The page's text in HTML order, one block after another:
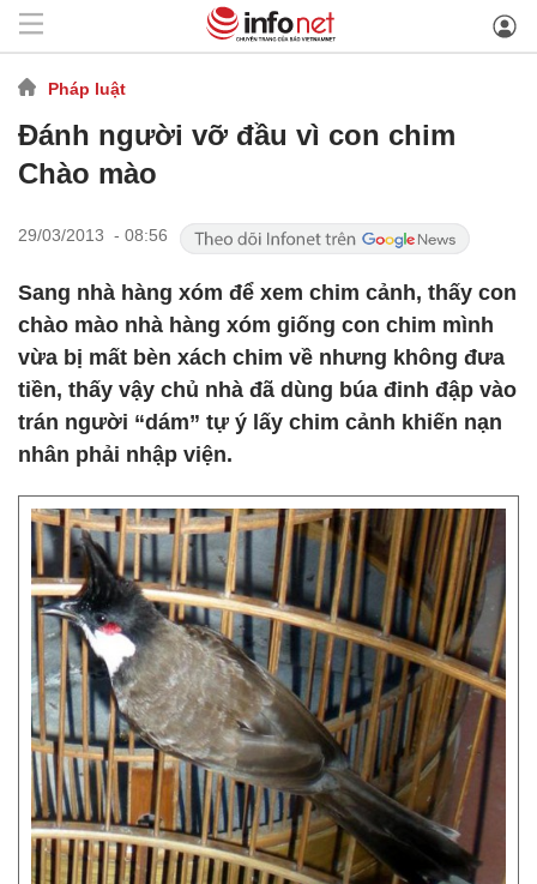
Pháp luật
Đánh người vỡ đầu vì con chim
Chào mào
29/03/2013 - 08:56
Sang nhà hàng xóm để xem chim cảnh, thấy con
chào mào nhà hàng xóm giống con chim mình
vừa bị mất bèn xách chim về nhưng không đưa
tiền, thấy vậy chủ nhà đã dùng búa đinh đập vào
trán người “dám” tự ý lấy chim cảnh khiến nạn
nhân phải nhập viện.